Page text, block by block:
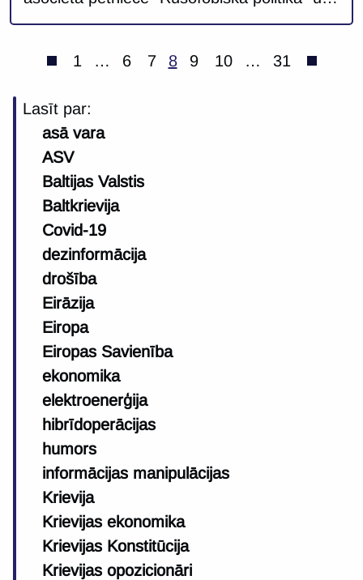
jautājumos, kas saistīti ar vēsturi un
izanalizējot vairāk nekā 2000 jūlijā tapušu
publikāciju, projektā “Atmaskots.lv”
konstatēts, ka Krievijas […]
1 … 6 7 8 9 10 … 31
Lasīt par:
asā vara
ASV
Baltijas Valstis
Baltkrievija
Covid-19
dezinformācija
drošība
Eirāzija
Eiropa
Eiropas Savienība
ekonomika
elektroenerģija
hibrīdoperācijas
humors
informācijas manipulācijas
Krievija
Krievijas ekonomika
Krievijas Konstitūcija
Krievijas opozicionāri